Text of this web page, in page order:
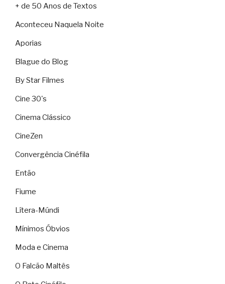
+ de 50 Anos de Textos
Aconteceu Naquela Noite
Aporias
Blague do Blog
By Star Filmes
Cine 30's
Cinema Clássico
CineZen
Convergência Cinéfila
Então
Fiume
Lítera-Múndi
Mínimos Óbvios
Moda e Cinema
O Falcão Maltês